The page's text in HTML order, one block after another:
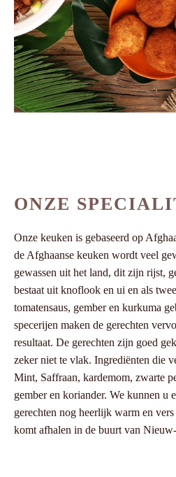
ONZE
Onze keuken is gebaseerd op
de Afghaanse keuken wordt veel
gewassen uit het land, dit zijn rijst,
bestaat uit knoflook en ui en als
tomatensaus, gember en kurkuma
specerijen maken de gerechten
resultaat. De gerechten zijn goed
zeker niet te vlak. Ingrediënten die
Mint, Saffraan, kardemom, zwarte
gember en koriander. We kunnen u
gerechten nog heerlijk warm en
komt afhalen in de buurt van